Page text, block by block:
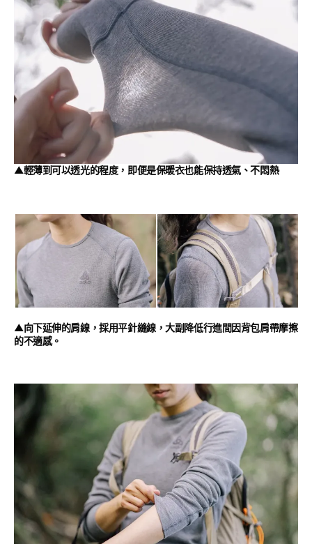
▲輕薄到可以透光的程度，即便是保暖衣也能保持透氣、不悶熱
▲向下延伸的肩線，採用平針縫線，大副降低行進間因背包肩帶摩擦
的不適感。